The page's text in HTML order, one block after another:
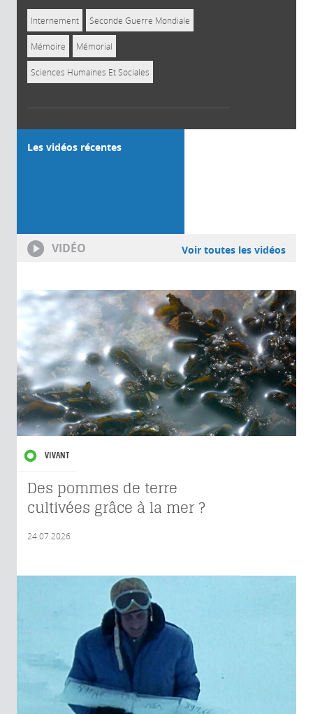
Internement Seconde Guerre Mondiale
Mémoire Mémorial
Sciences Humaines Et Sociales
Les vidéos récentes
VIDÉO Voir toutes les vidéos
VIVANT
Des pommes de terre
cultivées grâce à la mer ?
24.07.2026